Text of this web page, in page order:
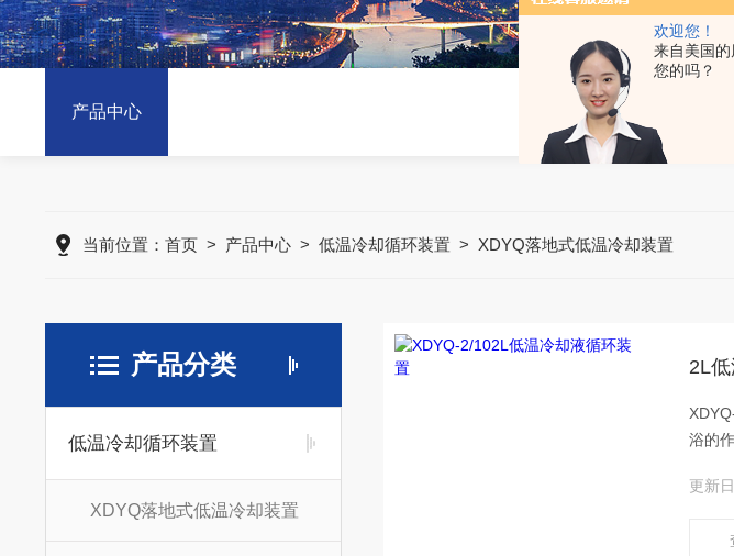
欢迎您！
来自美国
您的吗？
产品中心
当前位置： 首页> 产品中心> 低温冷却循环装置 > XDYQ落地式低温冷却装置
产品分类
低温冷却循环装置
XDYQ落地式低温冷却装置
2L
浴的
更新